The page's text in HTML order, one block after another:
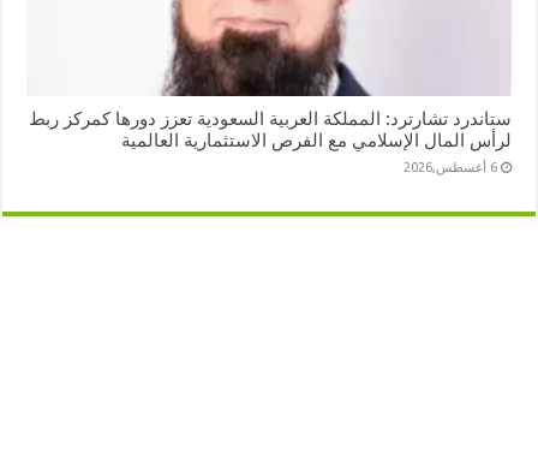
ستاندرد تشارترد: المملكة العربية السعودية تعزز دورها كمركز ربط
لرأس المال الإسلامي مع الفرص الاستثمارية العالمية
6 أغسطس,2026